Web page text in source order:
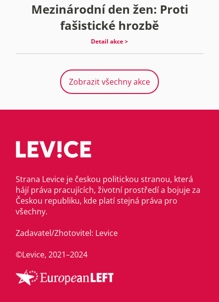
Mezinárodní den žen: Proti
fašistické hrozbě
Detail akce >
Zobrazit všechny akce
Strana Levice je českou politickou stranou, která
hájí práva pracujících, životní prostředí a bojuje za
Českou republiku, kde platí stejná práva pro
všechny.
Zadavatel/Zhotovitel: Levice
©Levice, 2021–2024